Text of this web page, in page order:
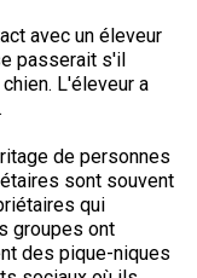
avec un éleveur
passerait s'il
L'éleveur a
de personnes
sont souvent
qui
groupes ont
des pique-niques